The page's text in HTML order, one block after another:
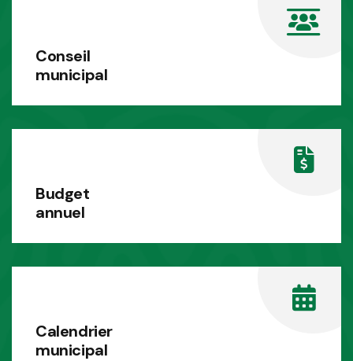
Conseil
municipal
Budget
annuel
Calendrier
municipal